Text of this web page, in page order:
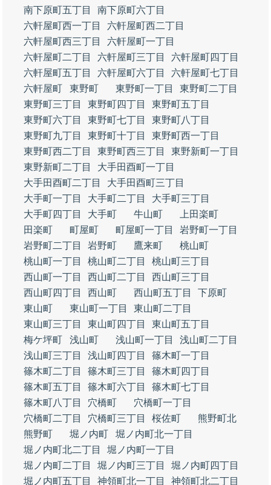
南下原町五丁目
南下原町六丁目
六軒屋町西一丁目
六軒屋町西二丁目
六軒屋町西三丁目
六軒屋町一丁目
六軒屋町二丁目
六軒屋町三丁目
六軒屋町四丁目
六軒屋町五丁目
六軒屋町六丁目
六軒屋町七丁目
六軒屋町
東野町 東野町一丁目
東野町二丁目
東野町三丁目
東野町四丁目
東野町五丁目
東野町六丁目
東野町七丁目
東野町八丁目
東野町九丁目
東野町十丁目
東野町西一丁目
東野町西二丁目
東野町西三丁目
東野新町一丁目
東野新町二丁目
大手田酉町一丁目
大手田酉町二丁目
大手田酉町三丁目
大手町一丁目
大手町二丁目
大手町三丁目
大手町四丁目
大手町 牛山町
上田楽町
田楽町
町屋町 町屋町一丁目
岩野町一丁目
岩野町二丁目
岩野町 鷹来町
桃山町
桃山町一丁目
桃山町二丁目
桃山町三丁目
西山町一丁目
西山町二丁目
西山町三丁目
西山町四丁目
西山町 西山町五丁目
下原町
東山町
東山町一丁目
東山町二丁目
東山町三丁目
東山町四丁目
東山町五丁目
梅ケ坪町
浅山町 浅山町一丁目
浅山町二丁目
浅山町三丁目
浅山町四丁目
篠木町一丁目
篠木町二丁目
篠木町三丁目
篠木町四丁目
篠木町五丁目
篠木町六丁目
篠木町七丁目
篠木町八丁目
穴橋町
穴橋町一丁目
穴橋町二丁目
穴橋町三丁目 桜佐町
熊野町北
熊野町
堀ノ内町
堀ノ内町北一丁目
堀ノ内町北二丁目
堀ノ内町一丁目
堀ノ内町二丁目
堀ノ内町三丁目
堀ノ内町四丁目
堀ノ内町五丁目
神領町北一丁目
神領町北二丁目